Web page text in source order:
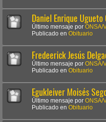
Daniel Enrique Ugueto
Último mensaje por ONSA/
Publicado en Obituario
Fredeerick Jesús
Último mensaje por ONSA/
Publicado en Obituario
Egukleiver Moisés
Último mensaje por ONSA/
Publicado en Obituario